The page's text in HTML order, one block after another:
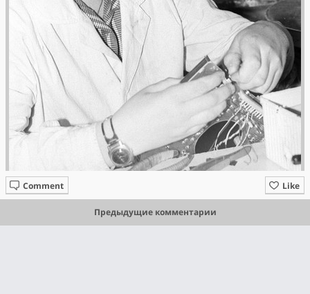
Like
Comment
Предыдущие комментарии